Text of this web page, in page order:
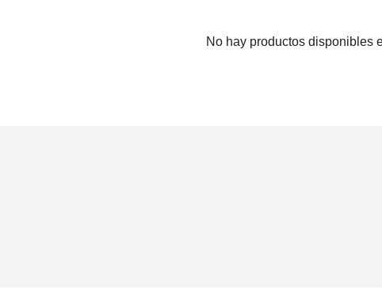
No hay productos disponibles